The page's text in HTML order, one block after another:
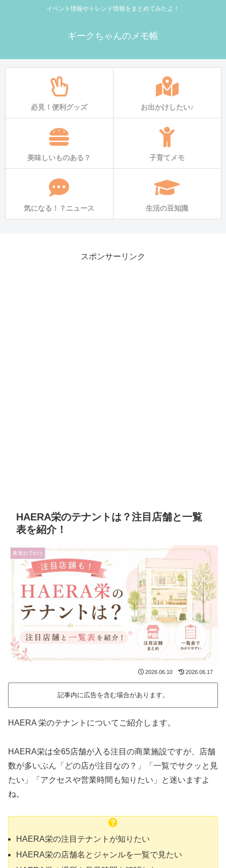
イベント情報やトレンド情報をまとめてみたよ！
ギークちゃんのメモ帳
必見！便利グッズ お出かけしたい♪
美味しいものある？ 子育てメモ
気になる！？ニュース 生活の豆知識
スポンサーリンク
HAERA栄のテナントは？注目店舗と一覧
表を紹介！
東海おでかけ
2026.06.10 2026.06.17
記事内に広告を含む場合があります。
HAERA 栄のテナントについてご紹介します。
HAERA栄は全65店舗が入る注目の商業施設ですが、店舗
数が多いぶん「どの店が注目なの？」「一覧でサクッと見
たい」「アクセスや営業時間も知りたい」と迷いますよ
ね。
HAERA栄の注目テナントが知りたい
HAERA栄の店舗名とジャンルを一覧で見たい